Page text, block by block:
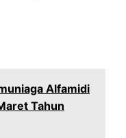
Alfamidi
Tahun